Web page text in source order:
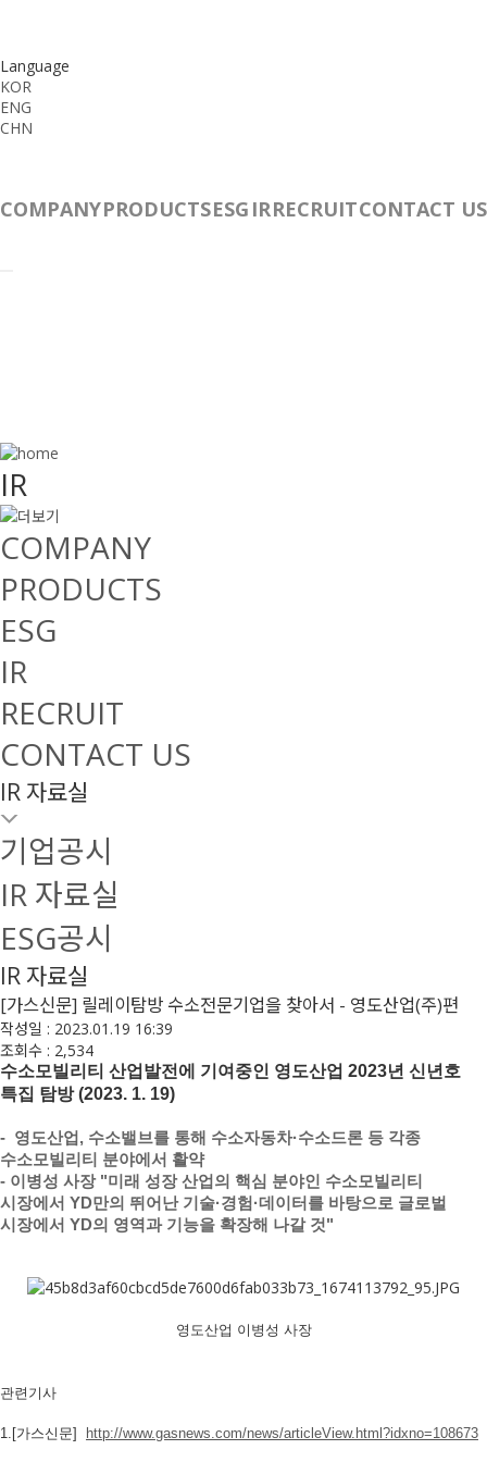
Language
KOR
ENG
CHN
COMPANYPRODUCTSESG IRRECRUITCONTACT US
IR
COMPANY
PRODUCTS
ESG
IR
RECRUIT
CONTACT US
IR 자료실
기업공시
IR 자료실
ESG공시
IR 자료실
[가스신문] 릴레이탐방 수소전문기업을 찾아서 - 영도산업(주)편
작성일 : 2023.01.19 16:39
조회수 : 2,534
수소모빌리티 산업발전에 기여중인 영도산업 2023년 신년호
특집 탐방 (2023. 1. 19)
- 영도산업, 수소밸브를 통해 수소자동차·수소드론 등 각종
수소모빌리티 분야에서 활약
- 이병성 사장 "미래 성장 산업의 핵심 분야인 수소모빌리티
시장에서 YD만의 뛰어난 기술·경험·데이터를 바탕으로 글로벌
시장에서 YD의 영역과 기능을 확장해 나갈 것"
영도산업 이병성 사장
관련기사
1.[가스신문] http://www.gasnews.com/news/articleView.html?idxno=108673